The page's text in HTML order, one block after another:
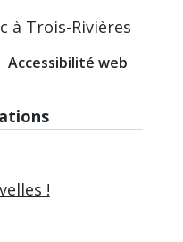
à Trois-Rivières
Accessibilité web
!